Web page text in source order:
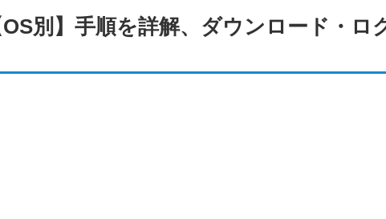
別】手順を詳解、ダウンロード・ロ